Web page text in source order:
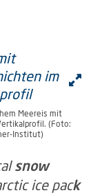
Meereis mit
(Foto:
Institut)
snow
ice pack